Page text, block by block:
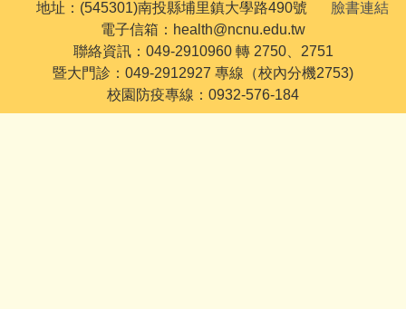
地址：(545301)南投縣埔里鎮大學路490號
電子信箱：health@ncnu.edu.tw
聯絡資訊：049-2910960 轉 2750、2751
暨大門診：049-2912927 專線（校內分機2753)
校園防疫專線：0932-576-184